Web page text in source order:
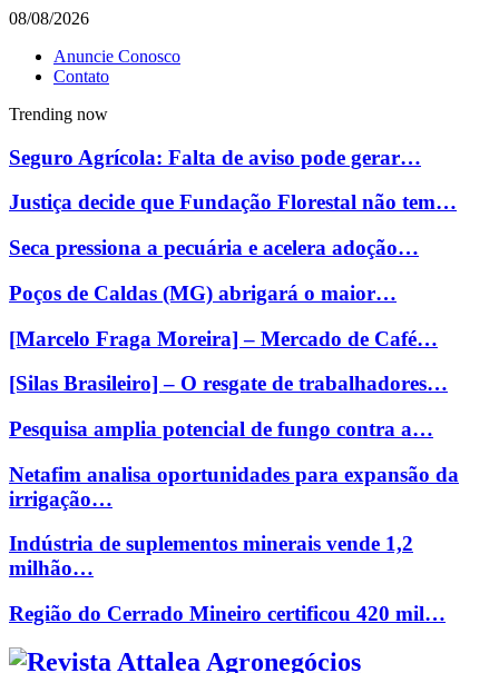
08/08/2026
Anuncie Conosco
Contato
Trending now
Seguro Agrícola: Falta de aviso pode gerar…
Justiça decide que Fundação Florestal não tem…
Seca pressiona a pecuária e acelera adoção…
Poços de Caldas (MG) abrigará o maior…
[Marcelo Fraga Moreira] – Mercado de Café…
[Silas Brasileiro] – O resgate de trabalhadores…
Pesquisa amplia potencial de fungo contra a…
Netafim analisa oportunidades para expansão da
irrigação…
Indústria de suplementos minerais vende 1,2
milhão…
Região do Cerrado Mineiro certificou 420 mil…
Facebook
Twitter
Instagram
Linkedin
Youtube
Email